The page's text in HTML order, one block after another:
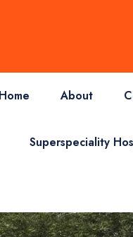
About
Superspeciality